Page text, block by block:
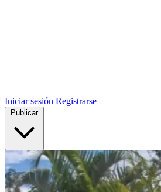
Iniciar sesión Registrarse
Publicar